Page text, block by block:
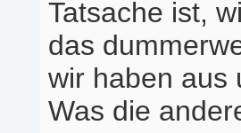
Tatsache ist,
das
wir haben aus
Was die